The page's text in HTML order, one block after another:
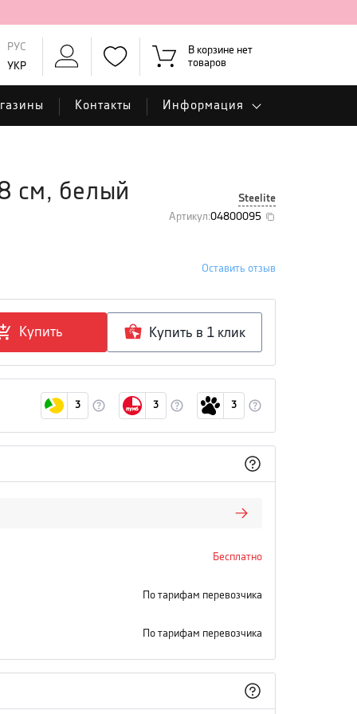
РУС
УКР
В корзине нет
товаров
Контакты Информация
см, белый
Steelite
Артикул:04800095
Оставить отзыв
Купить Купить в 1 клик
3 3 3
Бесплатно
По тарифам перевозчика
По тарифам перевозчика